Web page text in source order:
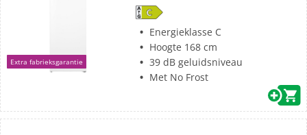
Extra fabrieksgarantie
Energieklasse C
Hoogte 168 cm
39 dB geluidsniveau
Met No Frost